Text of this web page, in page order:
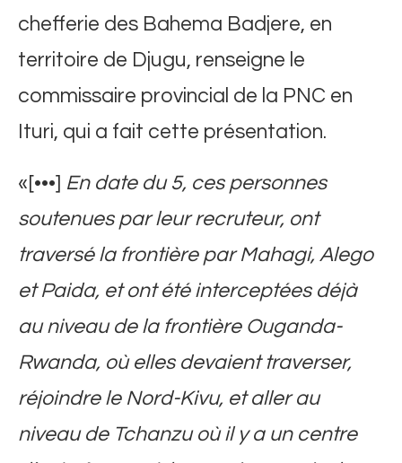
chefferie des Bahema Badjere, en
territoire de Djugu, renseigne le
commissaire provincial de la PNC en
Ituri, qui a fait cette présentation.
«[•••] En date du 5, ces personnes
soutenues par leur recruteur, ont
traversé la frontière par Mahagi, Alego
et Paida, et ont été interceptées déjà
au niveau de la frontière Ouganda-
Rwanda, où elles devaient traverser,
réjoindre le Nord-Kivu, et aller au
niveau de Tchanzu où il y a un centre